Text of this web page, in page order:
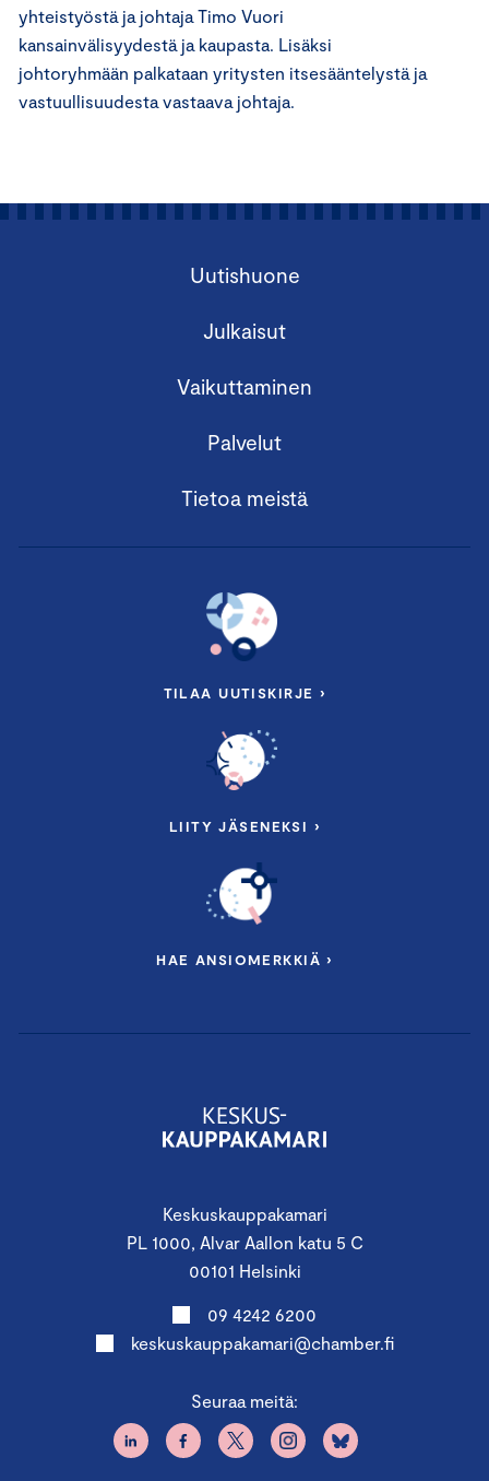
yhteistyöstä ja johtaja Timo Vuori
kansainvälisyydestä ja kaupasta. Lisäksi
johtoryhmään palkataan yritysten itsesääntelystä ja
vastuullisuudesta vastaava johtaja.
Keskuskauppakamari
PL 1000, Alvar Aallon katu 5 C
00101 Helsinki
09 4242 6200
keskuskauppakamari@chamber.fi
Seuraa meitä:
Uutishuone
Julkaisut
Vaikuttaminen
Palvelut
Tietoa meistä
TILAA UUTISKIRJE ›
LIITY JÄSENEKSI ›
HAE ANSIOMERKKIÄ ›